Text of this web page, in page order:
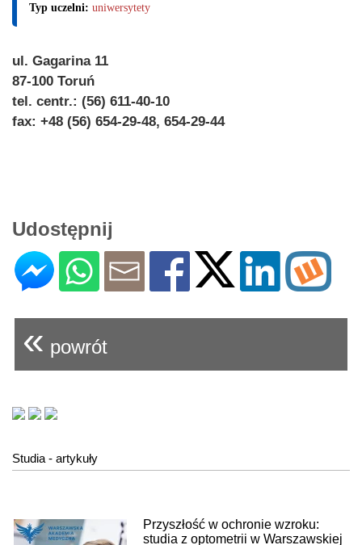
Typ uczelni: uniwersytety
ul. Gagarina 11
87-100 Toruń
tel. centr.: (56) 611-40-10
fax: +48 (56) 654-29-48, 654-29-44
Udostępnij
« powrót
Studia - artykuły
Przyszłość w ochronie wzroku:
studia z optometrii w Warszawskiej